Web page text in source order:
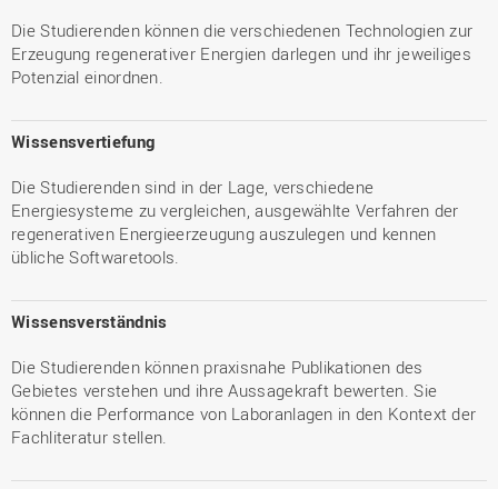
Die Studierenden können die verschiedenen Technologien zur
Erzeugung regenerativer Energien darlegen und ihr jeweiliges
Potenzial einordnen.
Wissensvertiefung
Die Studierenden sind in der Lage, verschiedene
Energiesysteme zu vergleichen, ausgewählte Verfahren der
regenerativen Energieerzeugung auszulegen und kennen
übliche Softwaretools.
Wissensverständnis
Die Studierenden können praxisnahe Publikationen des
Gebietes verstehen und ihre Aussagekraft bewerten. Sie
können die Performance von Laboranlagen in den Kontext der
Fachliteratur stellen.